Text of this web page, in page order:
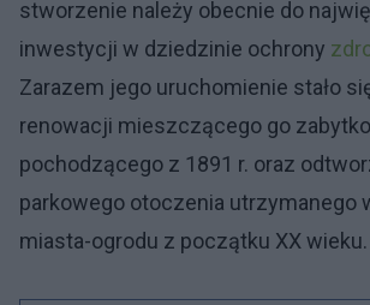
stworzenie należy obecnie do
inwestycji w dziedzinie ochrony
Zarazem jego uruchomienie stało
renowacji mieszczącego go
pochodzącego z 1891 r. oraz
parkowego otoczenia utrzymanego
miasta-ogrodu z początku XX wieku.